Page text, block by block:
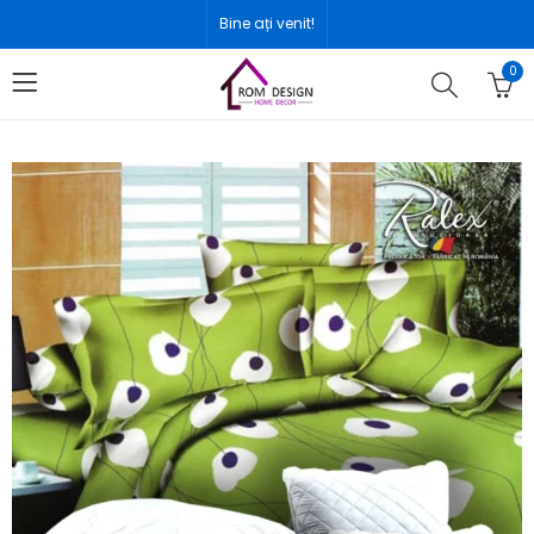
Bine ați venit!
0